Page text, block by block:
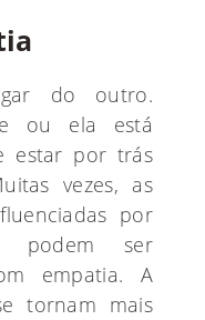
do outro.
ou ela está
estar por trás
vezes, as
por
podem ser
empatia. A
tornam mais